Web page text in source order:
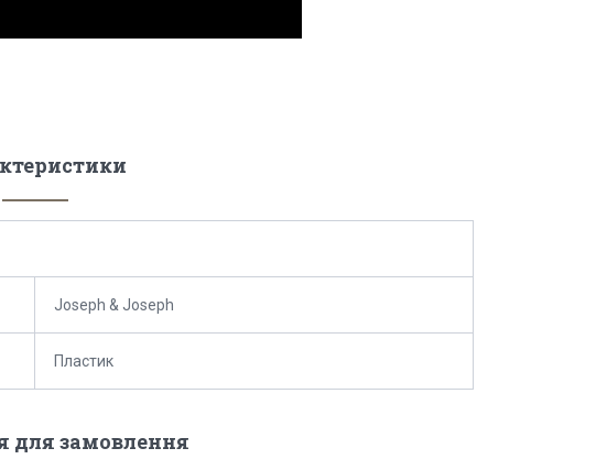
Joseph & Joseph
Пластик
для замовлення